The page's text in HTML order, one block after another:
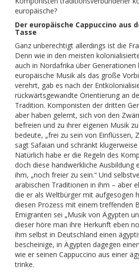
europäische?
Der europäische Cappuccino aus
Tasse
Ganz unberechtigt allerdings ist die
Denn wie in den meisten
auch in Nordafrika über Generationen
europäische Musik als das große
verehrt, gab es nach der
rückwärtsgewandte Orientierung an
Tradition. Komponisten der dritten
aber haben gelernt, sich von den
befreien und zu ihrer eigenen Musik
bedeute, „frei zu sein von Einflüssen,
sagt Safaian und schränkt
Natürlich habe er die Regeln des
doch diese handwerkliche Ausbildung
ihm, „noch freier zu sein.“ Und
arabischen Traditionen in ihm – aber
die er als Weltbürger mit aufgesogen
diesen Prozess mit einem treffenden
Emigranten sei „Musik von Ägypten
dieser höre man ihre Herkunft eben
ihm selbst in Deutschland einen
bescheinige, in Ägypten dagegen
wie er seinen Cappuccino aus einer
trinke.